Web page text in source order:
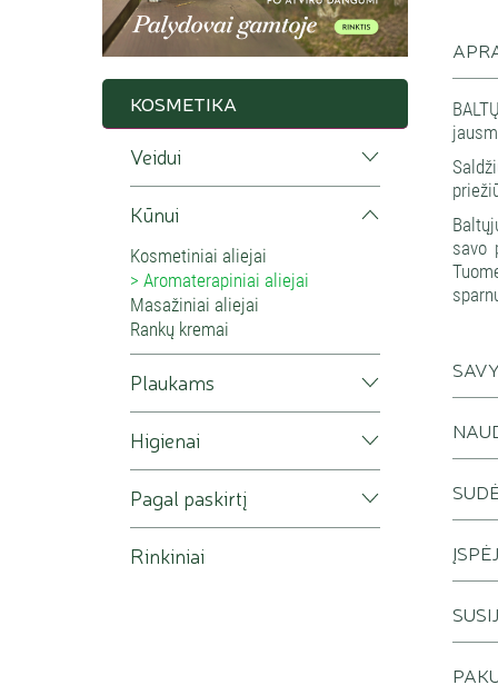
savo
KOSMETIKA
Veidui
Kūnui
Kosmetiniai aliejai
Aromaterapiniai aliejai
Masažiniai aliejai
Rankų kremai
Plaukams
Higienai
Pagal paskirtį
Rinkiniai